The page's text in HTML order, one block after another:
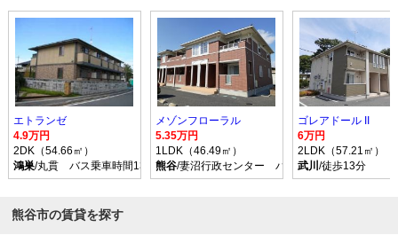
エトランゼ
4.9万円
2DK（54.66㎡）
鴻巣/丸貫 バス乗車時間13分 停歩5分
メゾンフローラル
5.35万円
1LDK（46.49㎡）
熊谷/妻沼行政センター バス乗車時間34分 停歩
ゴレアドール II
6万円
2LDK（57.21㎡）
武川 /徒歩13分
熊谷市の賃貸を探す